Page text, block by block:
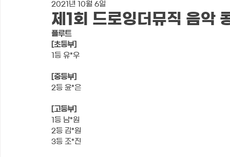
제1회 드로잉더뮤직 음악
2021년 10월 6일
플루트
[초등부]
1등 유*우
[중등부]
2등 윤*은
[고등부]
1등 남*원
2등 김*원
3등 조*진